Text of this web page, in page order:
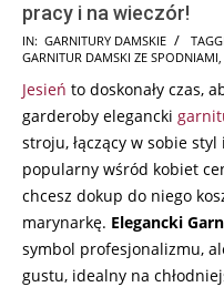
pracy i na wieczór!
2026-
04-
29
IN: GARNITURY DAMSKIE
GARNITUR DAMSKI ZE SPODNIAMI,
Jesień to doskonały czas,
garderoby elegancki
stroju, łączący w sobie
popularny wśród kobiet
chcesz dokup do niego
marynarkę. Elegancki
symbol profesjonalizmu,
gustu, idealny na